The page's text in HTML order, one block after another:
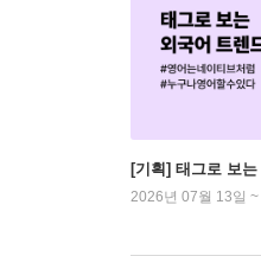
[기획] 태그로 보
2026년 07월 13일